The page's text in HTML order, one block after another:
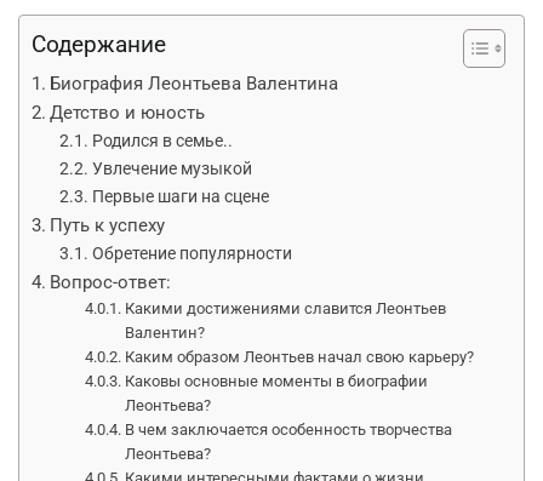
Содержание
Биография Леонтьева Валентина
Детство и юность
Родился в семье..
Увлечение музыкой
Первые шаги на сцене
Путь к успеху
Обретение популярности
Вопрос-ответ:
Какими достижениями славится Леонтьев
Валентин?
Каким образом Леонтьев начал свою карьеру?
Каковы основные моменты в биографии
Леонтьева?
В чем заключается особенность творчества
Леонтьева?